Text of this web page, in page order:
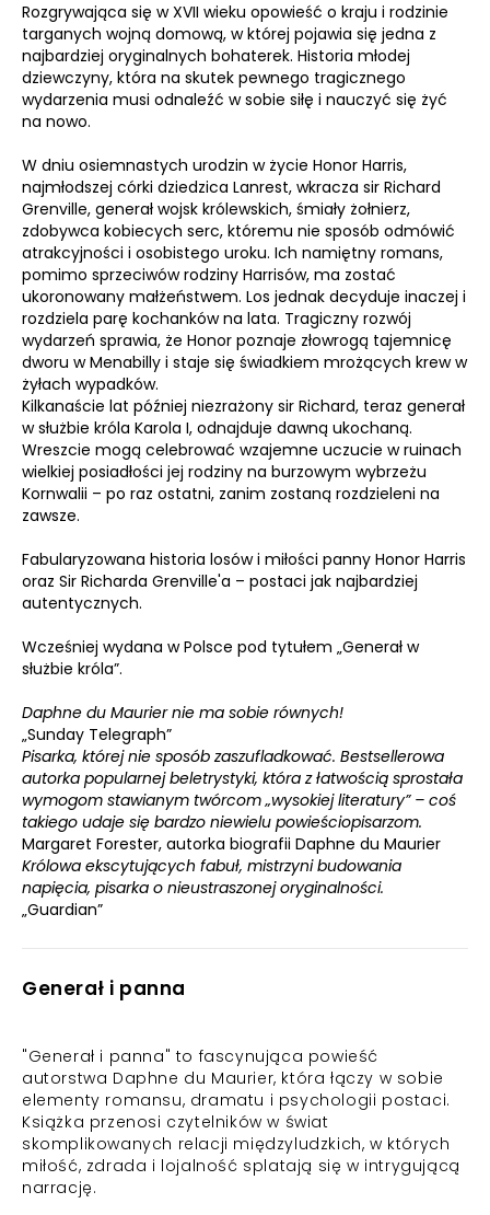
Rozgrywająca się w XVII wieku opowieść o kraju i rodzinie
targanych wojną domową, w której pojawia się jedna z
najbardziej oryginalnych bohaterek. Historia młodej
dziewczyny, która na skutek pewnego tragicznego
wydarzenia musi odnaleźć w sobie siłę i nauczyć się żyć
na nowo.
W dniu osiemnastych urodzin w życie Honor Harris,
najmłodszej córki dziedzica Lanrest, wkracza sir Richard
Grenville, generał wojsk królewskich, śmiały żołnierz,
zdobywca kobiecych serc, któremu nie sposób odmówić
atrakcyjności i osobistego uroku. Ich namiętny romans,
pomimo sprzeciwów rodziny Harrisów, ma zostać
ukoronowany małżeństwem. Los jednak decyduje inaczej i
rozdziela parę kochanków na lata. Tragiczny rozwój
wydarzeń sprawia, że Honor poznaje złowrogą tajemnicę
dworu w Menabilly i staje się świadkiem mrożących krew w
żyłach wypadków.
Kilkanaście lat później niezrażony sir Richard, teraz generał
w służbie króla Karola I, odnajduje dawną ukochaną.
Wreszcie mogą celebrować wzajemne uczucie w ruinach
wielkiej posiadłości jej rodziny na burzowym wybrzeżu
Kornwalii – po raz ostatni, zanim zostaną rozdzieleni na
zawsze.
Fabularyzowana historia losów i miłości panny Honor Harris
oraz Sir Richarda Grenville'a – postaci jak najbardziej
autentycznych.
Wcześniej wydana w Polsce pod tytułem „Generał w
służbie króla”.
Daphne du Maurier nie ma sobie równych!
„Sunday Telegraph”
Pisarka, której nie sposób zaszufladkować. Bestsellerowa
autorka popularnej beletrystyki, która z łatwością sprostała
wymogom stawianym twórcom „wysokiej literatury” – coś
takiego udaje się bardzo niewielu powieściopisarzom.
Margaret Forester, autorka biografii Daphne du Maurier
Królowa ekscytujących fabuł, mistrzyni budowania
napięcia, pisarka o nieustraszonej oryginalności.
„Guardian”
Generał i panna
"Generał i panna" to fascynująca powieść
autorstwa Daphne du Maurier, która łączy w sobie
elementy romansu, dramatu i psychologii postaci.
Książka przenosi czytelników w świat
skomplikowanych relacji międzyludzkich, w których
miłość, zdrada i lojalność splatają się w intrygującą
narrację.